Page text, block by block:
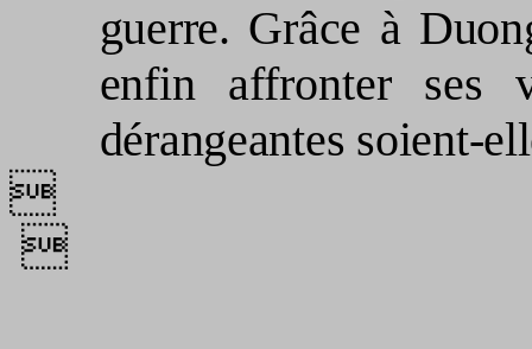
guerre. Grâce à
enfin af­fronter ses
dérangeantes soient-

